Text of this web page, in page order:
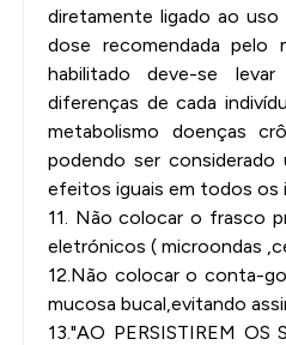
diretamente ligado ao
dose recomendada pelo
habilitado deve-se
diferenças de cada
metabolismo doenças
podendo ser
efeitos iguais em todos os
11. Não colocar o frasco
eletrónicos ( microondas
12.Não colocar o conta-
mucosa bucal,evitando
13."AO PERSISTIREM